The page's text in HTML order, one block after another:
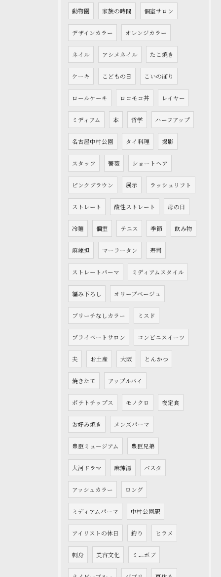
動物園 家族の時間 個室サロン
デザインカラー オレンジカラー
ネイル アシメネイル たこ焼き
ケーキ こどもの日 こいのぼり
ロールケーキ ロコモコ丼 レイヤー
ミディアム 本 哲学 ハーフアップ
名古屋中村公園 タイ料理 撮影
スタッフ 薔薇 ショートヘア
ピンクブラウン 展示 ラッシュリフト
ストレート 酸性ストレート 母の日
冷麺 個室 テニス 季節 飲み物
麻辣担 マーラータン 寿司
ストレートパーマ ミディアムスタイル
編み下ろし オリーブベージュ
ブリーチなしカラー ミスド
プライベートサロン コンビニスイーツ
夫 お土産 大阪 とんかつ
焼きたて アップルパイ
ポテトチップス モノクロ 夜定食
お好み焼き メンズパーマ
豊臣ミュージアム 豊臣兄弟
大河ドラマ 麻辣湯 パスタ
アッシュカラー ロング
ミディアムパーマ 中村公園駅
アイリストの休日 釣り ヒラメ
刺身 美容文化 ミニボブ